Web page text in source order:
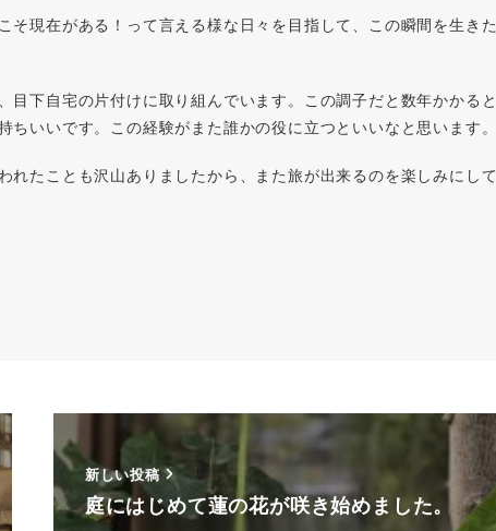
そ現在がある！って言える様な日々を目指して、この瞬間を生きた
目下自宅の片付けに取り組んでいます。この調子だと数年かかると
いいです。この経験がまた誰かの役に立つといいなと思います。
れたことも沢山ありましたから、また旅が出来るのを楽しみにして
新しい投稿
庭にはじめて蓮の花が咲き始めました。